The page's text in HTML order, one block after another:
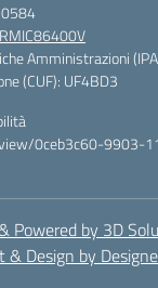
RMIC86400V
Amministrazioni
(CUF): UF4BD3
0ceb3c60-9903-
Powered by 3D
& Design by